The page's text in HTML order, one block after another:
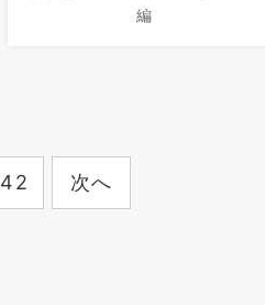
編
42 次へ